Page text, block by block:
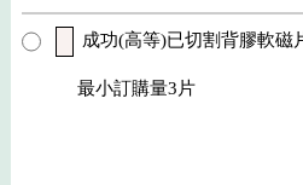
成功(高等)已切割背膠軟磁
最小訂購量3片